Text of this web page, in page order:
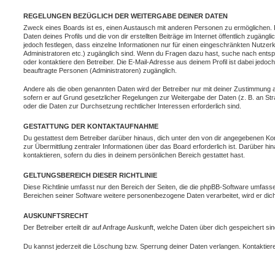
REGELUNGEN BEZÜGLICH DER WEITERGABE DEINER DATEN
Zweck eines Boards ist es, einen Austausch mit anderen Personen zu
Daten deines Profils und die von dir erstellten Beiträge im Internet öffentlich
jedoch festlegen, dass einzelne Informationen nur für einen eingeschränkten
Administratoren etc.) zugänglich sind. Wenn du Fragen dazu hast, suche nach
oder kontaktiere den Betreiber. Die E-Mail-Adresse aus deinem Profil ist dabei
beauftragte Personen (Administratoren) zugänglich.
Andere als die oben genannten Daten wird der Betreiber nur mit deiner Zustimmung
sofern er auf Grund gesetzlicher Regelungen zur Weitergabe der Daten (z. B. an
oder die Daten zur Durchsetzung rechtlicher Interessen erforderlich sind.
GESTATTUNG DER KONTAKTAUFNAHME
Du gestattest dem Betreiber darüber hinaus, dich unter den von dir angegebenen
zur Übermittlung zentraler Informationen über das Board erforderlich ist. Darüber
kontaktieren, sofern du dies in deinem persönlichen Bereich gestattet hast.
GELTUNGSBEREICH DIESER RICHTLINIE
Diese Richtlinie umfasst nur den Bereich der Seiten, die die phpBB-Software
Bereichen seiner Software weitere personenbezogene Daten verarbeitet, wird er
AUSKUNFTSRECHT
Der Betreiber erteilt dir auf Anfrage Auskunft, welche Daten über dich gespeichert
Du kannst jederzeit die Löschung bzw. Sperrung deiner Daten verlangen.